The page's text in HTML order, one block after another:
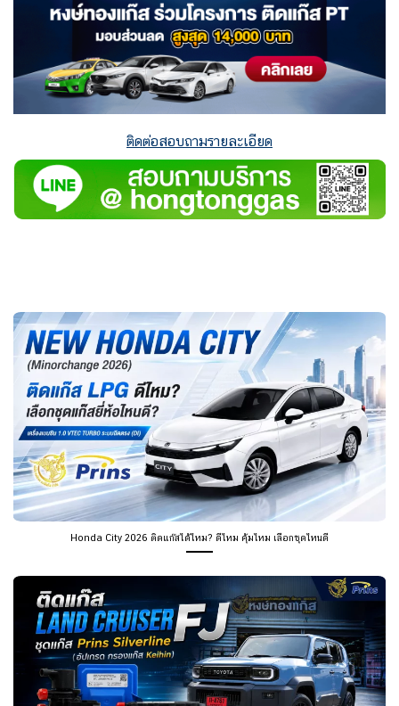
ติดต่อสอบถามรายละเอียด
Honda City 2026 ติดแก๊สได้ไหม? ดีไหม คุ้มไหม เลือกชุดไหนดี